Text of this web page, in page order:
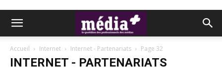
Accueil Internet Internet - Partenariats Page 32
INTERNET - PARTENARIATS